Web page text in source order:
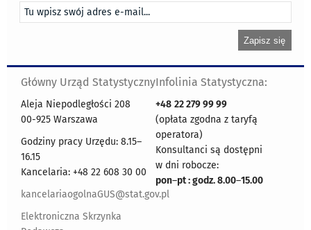
Główny Urząd Statystyczny
Aleja Niepodległości 208
00-925 Warszawa
Godziny pracy Urzędu: 8.15–
16.15
Kancelaria: +48 22 608 30 00
kancelariaogolnaGUS@stat.gov.pl
Elektroniczna Skrzynka
Infolinia Statystyczna:
+48 22 279 99 99
(opłata zgodna z taryfą
operatora)
Konsultanci są dostępni
w dni robocze:
pon–pt : godz. 8.00–15.00